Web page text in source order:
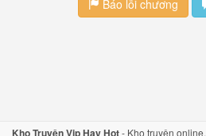
Báo lỗi chương
Kho Truyện Vip Hay Hot- Kho truyện online,